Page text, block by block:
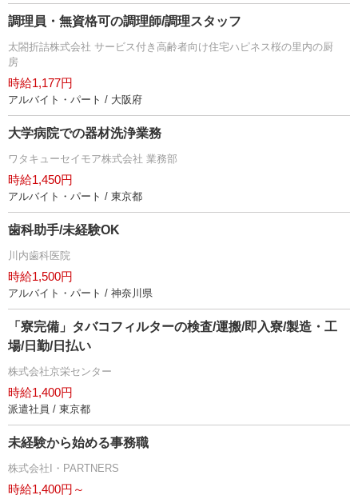
調理員・無資格可の調理師/調理スタッフ
太閤折詰株式会社 サービス付き高齢者向け住宅ハピネス桜の里内の厨
房
時給1,177円
アルバイト・パート / 大阪府
大学病院での器材洗浄業務
ワタキューセイモア株式会社 業務部
時給1,450円
アルバイト・パート / 東京都
歯科助手/未経験OK
川内歯科医院
時給1,500円
アルバイト・パート / 神奈川県
「寮完備」タバコフィルターの検査/運搬/即入寮/製造・工
場/日勤/日払い
株式会社京栄センター
時給1,400円
派遣社員 / 東京都
未経験から始める事務職
株式会社I・PARTNERS
時給1,400円～